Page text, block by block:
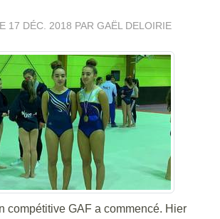
17 DÉC. 2018 PAR GAËL DELOIRIE
compétitive GAF a commencé. Hier